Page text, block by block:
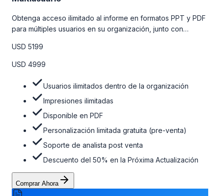
Obtenga acceso ilimitado al informe en formatos PPT y PDF
para múltiples usuarios en su organización, junto con
venta, el soporte post-venta de nuestros analistas y una
opción de actualización gratuita del informe dentro de 180
la tabla de precios a continuación.
USD 5199
USD 4999
Usuarios ilimitados dentro de la organización
Impresiones ilimitadas
Disponible en PDF
Personalización limitada gratuita (pre-venta)
Soporte de analista post venta
Descuento del 50% en la Próxima Actualización
Comprar Ahora